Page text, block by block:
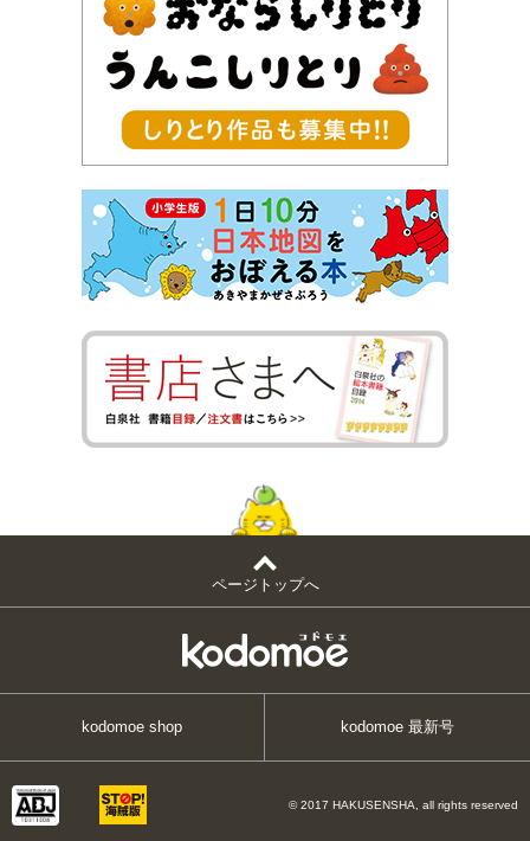
ページトップへ
kodomoe shop kodomoe 最新号
© 2017 HAKUSENSHA, all rights reserved